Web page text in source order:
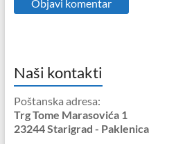
Naši kontakti
Poštanska adresa:
Trg Tome Marasovića 1
23244 Starigrad - Paklenica